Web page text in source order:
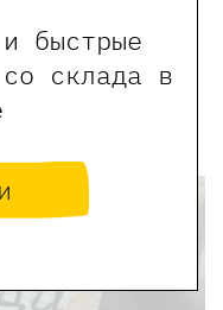
быстрые
склада в
уже тогда.
Это взрослое
эту книгу Лена
премию